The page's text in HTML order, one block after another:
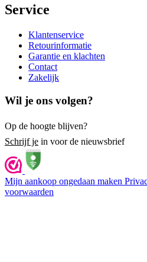
Service
Klantenservice
Retourinformatie
Garantie en klachten
Contact
Zakelijk
Wil je ons volgen?
Op de hoogte blijven?
Schrijf je in voor de nieuwsbrief
Mijn aankoop ongedaan maken
voorwaarden